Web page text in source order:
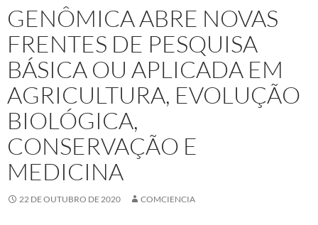
GENÔMICA ABRE NOVAS
FRENTES DE PESQUISA
BÁSICA OU APLICADA EM
AGRICULTURA, EVOLUÇÃO
BIOLÓGICA,
CONSERVAÇÃO E
MEDICINA
22 DE OUTUBRO DE 2020 COMCIENCIA